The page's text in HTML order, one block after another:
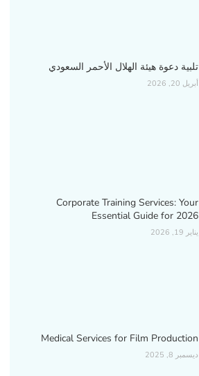
تلبية دعوة هيئة الهلال الأحمر السعودي
أبريل 20, 2026
Corporate Training Services: Your
Essential Guide for 2026
يناير 19, 2026
Medical Services for Film Production
ديسمبر 8, 2025